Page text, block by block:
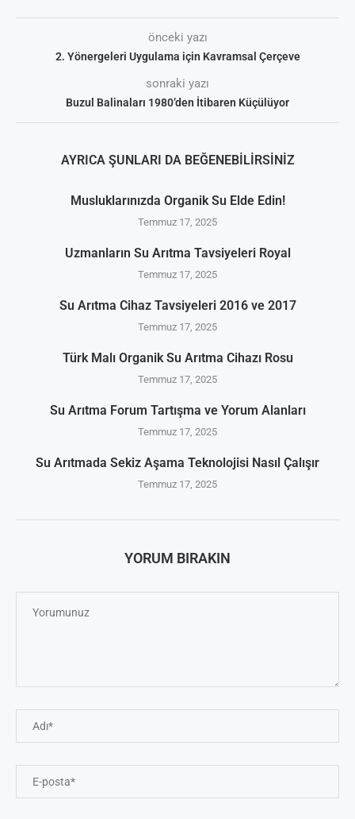
önceki yazı
2. Yönergeleri Uygulama için Kavramsal Çerçeve
sonraki yazı
Buzul Balinaları 1980’den İtibaren Küçülüyor
AYRICA ŞUNLARI DA BEĞENEBILIRSINIZ
Musluklarınızda Organik Su Elde Edin!
Temmuz 17, 2025
Uzmanların Su Arıtma Tavsiyeleri Royal
Temmuz 17, 2025
Su Arıtma Cihaz Tavsiyeleri 2016 ve 2017
Temmuz 17, 2025
Türk Malı Organik Su Arıtma Cihazı Rosu
Temmuz 17, 2025
Su Arıtma Forum Tartışma ve Yorum Alanları
Temmuz 17, 2025
Su Arıtmada Sekiz Aşama Teknolojisi Nasıl Çalışır
Temmuz 17, 2025
YORUM BIRAKIN